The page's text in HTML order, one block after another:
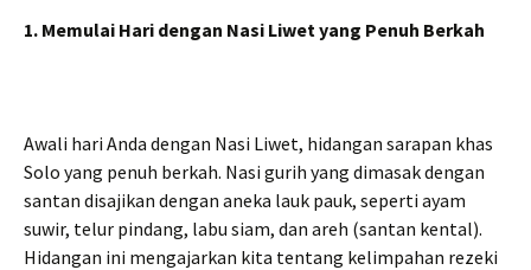
1. Memulai Hari dengan Nasi Liwet yang Penuh Berkah
Awali hari Anda dengan Nasi Liwet, hidangan sarapan khas
Solo yang penuh berkah. Nasi gurih yang dimasak dengan
santan disajikan dengan aneka lauk pauk, seperti ayam
suwir, telur pindang, labu siam, dan areh (santan kental).
Hidangan ini mengajarkan kita tentang kelimpahan rezeki